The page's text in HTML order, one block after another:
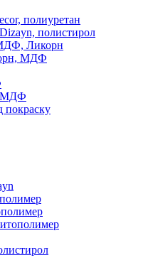
полиуретан
полистирол
Ликорн
МДФ
МДФ
покраску